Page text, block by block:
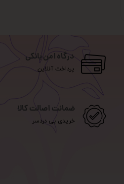
درگاه امن بانکی
پرداخت آنلاین
ضمانت اصالت کالا
خریدی بی دردسر